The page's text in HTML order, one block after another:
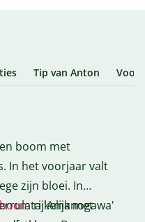
Tip van Anton
boom met
In het voorjaar valt
zijn bloei. In
rijkelijk met
'Amanogawa'